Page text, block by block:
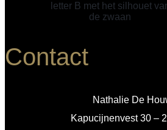
Contact
Nathalie De
Kapucijnenvest 30 –